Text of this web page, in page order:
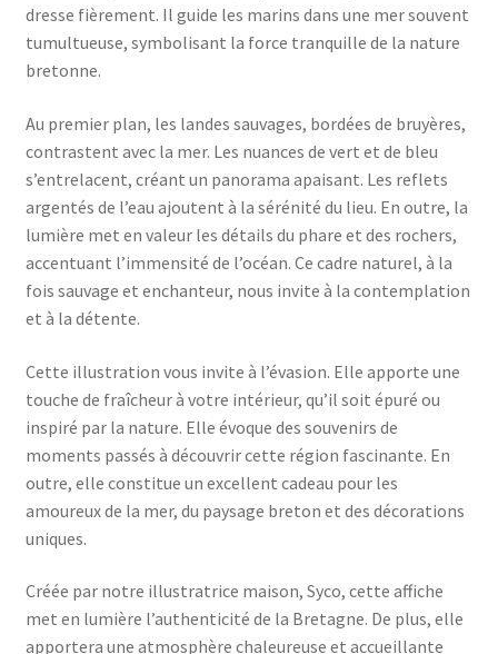
dresse fièrement. Il guide les marins dans une mer souvent
tumultueuse, symbolisant la force tranquille de la nature
bretonne.
Au premier plan, les landes sauvages, bordées de bruyères,
contrastent avec la mer. Les nuances de vert et de bleu
s’entrelacent, créant un panorama apaisant. Les reflets
argentés de l’eau ajoutent à la sérénité du lieu. En outre, la
lumière met en valeur les détails du phare et des rochers,
accentuant l’immensité de l’océan. Ce cadre naturel, à la
fois sauvage et enchanteur, nous invite à la contemplation
et à la détente.
Cette illustration vous invite à l’évasion. Elle apporte une
touche de fraîcheur à votre intérieur, qu’il soit épuré ou
inspiré par la nature. Elle évoque des souvenirs de
moments passés à découvrir cette région fascinante. En
outre, elle constitue un excellent cadeau pour les
amoureux de la mer, du paysage breton et des décorations
uniques.
Créée par notre illustratrice maison, Syco, cette affiche
met en lumière l’authenticité de la Bretagne. De plus, elle
apportera une atmosphère chaleureuse et accueillante